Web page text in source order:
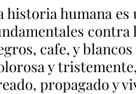
historia humana
contra
cafe, y
y
propagado y